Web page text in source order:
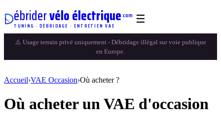
ébridervélo électrique.com
TUNING · DÉBRIDAGE · ENTRETIEN VAE
☰
⚠️ Usage terrain privé uniquement - Débridage illégal sur voie publique
en Europe.
Accueil›VAE Occasion›Où acheter ?
Où acheter un VAE d'occasion